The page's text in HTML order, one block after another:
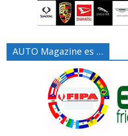
AUTO Magazine es …